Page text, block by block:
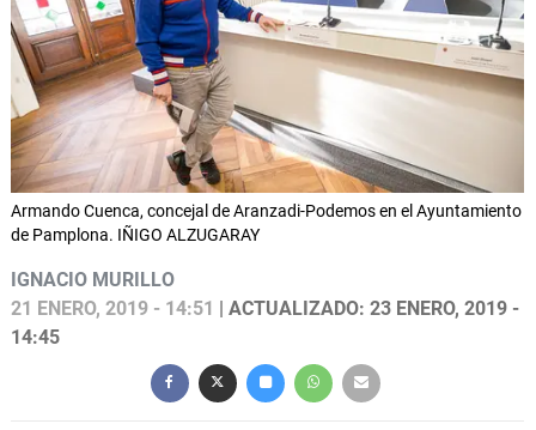
Armando Cuenca, concejal de Aranzadi-Podemos en el Ayuntamiento
de Pamplona. IÑIGO ALZUGARAY
IGNACIO MURILLO
21 ENERO, 2019 - 14:51
| ACTUALIZADO: 23 ENERO, 2019 -
14:45